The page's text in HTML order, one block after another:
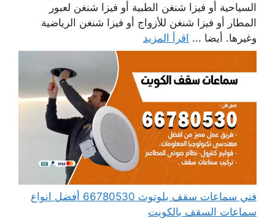
السياحية أو فيزا شنغن الطبية أو فيزا شنغن لعبور
المطار أو فيزا شنغن للأزواج أو فيزا شنغن الرياضية
وغيرها. أيضا ... اقرأ المزيد
فني سماعات سقف بلوتوث 66780530 أفضل انواع
سماعات السقف بالكويت